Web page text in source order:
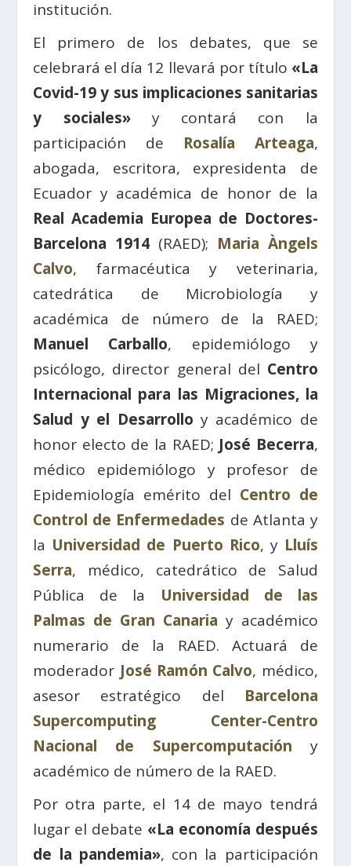
institución.
El primero de los debates, que se
celebrará el día 12 llevará por título «La
Covid-19 y sus implicaciones sanitarias
y sociales»y contará con la
participación de Rosalía Arteaga,
abogada, escritora, expresidenta de
Ecuador y académica de honor de la
Real Academia Europea de Doctores-
Barcelona 1914 (RAED); Maria Àngels
Calvo, farmacéutica y veterinaria,
catedrática de Microbiología y
académica de número de la RAED;
Manuel Carballo, epidemiólogo y
psicólogo, director general del Centro
Internacional para las Migraciones, la
Salud y el Desarrollo y académico de
honor electo de la RAED; José Becerra,
médico epidemiólogo y profesor de
Epidemiología emérito del Centro de
Control de Enfermedades de Atlanta y
la Universidad de Puerto Rico, y Lluís
Serra, médico, catedrático de Salud
Pública de la Universidad de las
Palmas de Gran Canaria y académico
numerario de la RAED. Actuará de
moderador José Ramón Calvo, médico,
asesor estratégico del Barcelona
Supercomputing Center-Centro
Nacional de Supercomputación y
académico de número de la RAED.
Por otra parte, el 14 de mayo tendrá
lugar el debate «La economía después
de la pandemia», con la participación